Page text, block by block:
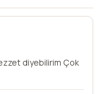
diyebilirim Çok